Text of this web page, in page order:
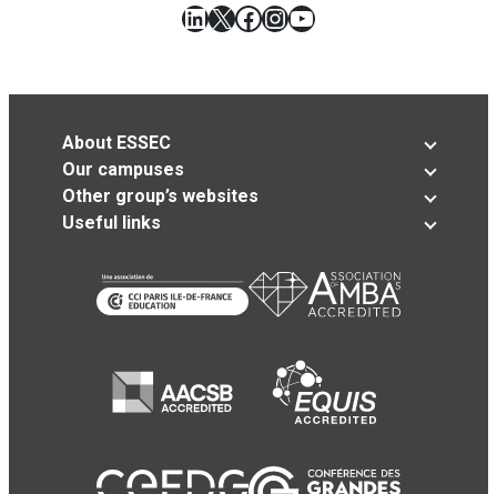
LinkedIn
X Facebook
Instagram
YouTube
About ESSEC
Our campuses
Other group’s websites
Useful links